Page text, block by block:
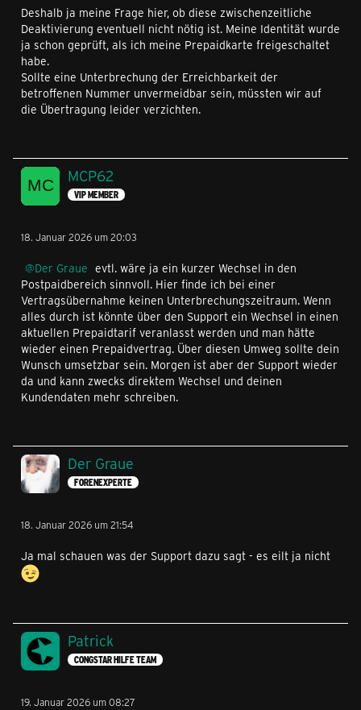
Deshalb ja meine Frage hier, ob diese zwischenzeitliche
Deaktivierung eventuell nicht nötig ist. Meine Identität wurde
ja schon geprüft, als ich meine Prepaidkarte freigeschaltet
habe.
Sollte eine Unterbrechung der Erreichbarkeit der
betroffenen Nummer unvermeidbar sein, müssten wir auf
die Übertragung leider verzichten.
MCP62
VIP MEMBER
18. Januar 2026 um 20:03
Der Graue evtl. wäre ja ein kurzer Wechsel in den
Postpaidbereich sinnvoll. Hier finde ich bei einer
Vertragsübernahme keinen Unterbrechungszeitraum. Wenn
alles durch ist könnte über den Support ein Wechsel in einen
aktuellen Prepaidtarif veranlasst werden und man hätte
wieder einen Prepaidvertrag. Über diesen Umweg sollte dein
Wunsch umsetzbar sein. Morgen ist aber der Support wieder
da und kann zwecks direktem Wechsel und deinen
Kundendaten mehr schreiben.
Der Graue
FORENEXPERTE
18. Januar 2026 um 21:54
Ja mal schauen was der Support dazu sagt - es eilt ja nicht
Patrick
CONGSTAR HILFE TEAM
19. Januar 2026 um 08:27